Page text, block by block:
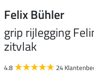
Felix Bühler
grip rijlegging
zitvlak
4.8 24